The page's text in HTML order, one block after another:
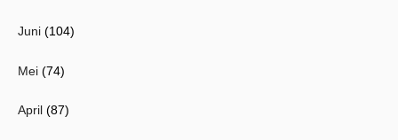
Juni (104)
Mei (74)
April (87)